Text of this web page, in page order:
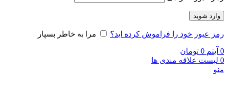
وارد شوید
رمز عبور خود را فراموش کرده اید؟ مرا به خاطر بسپار
0 آیتم 0 تومان
0 لیست علاقه مندی ها
منو